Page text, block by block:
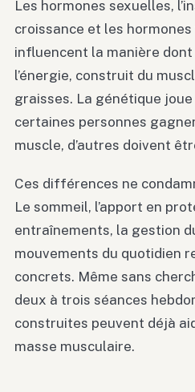
Les hormones sexuelles,
croissance et les
influencent la manière
l’énergie, construit du
graisses. La génétique joue
certaines personnes
muscle, d’autres doivent
Ces différences ne
Le sommeil, l’apport en
entraînements, la gestion
mouvements du quotidien
concrets. Même sans
deux à trois séances
construites peuvent déjà
masse musculaire.